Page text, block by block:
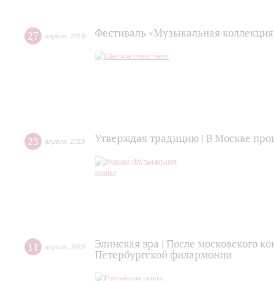
27 апреля 2019 Фестиваль «Музыкальная
23 апреля 2019 Утверждая традицию | В Москве
11 апреля 2019
Элинская эра | После московского
Петербургской филармонии